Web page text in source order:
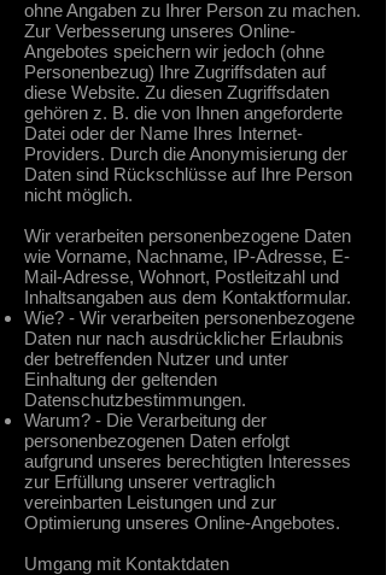
ohne Angaben zu Ihrer Person zu machen.
Zur Verbesserung unseres Online-
Angebotes speichern wir jedoch (ohne
Personenbezug) Ihre Zugriffsdaten auf
diese Website. Zu diesen Zugriffsdaten
gehören z. B. die von Ihnen angeforderte
Datei oder der Name Ihres Internet-
Providers. Durch die Anonymisierung der
Daten sind Rückschlüsse auf Ihre Person
nicht möglich.
Wir verarbeiten personenbezogene Daten
wie Vorname, Nachname, IP-Adresse, E-
Mail-Adresse, Wohnort, Postleitzahl und
Inhaltsangaben aus dem Kontaktformular.
Wie? - Wir verarbeiten personenbezogene
Daten nur nach ausdrücklicher Erlaubnis
der betreffenden Nutzer und unter
Einhaltung der geltenden
Datenschutzbestimmungen.
Warum? - Die Verarbeitung der
personenbezogenen Daten erfolgt
aufgrund unseres berechtigten Interesses
zur Erfüllung unserer vertraglich
vereinbarten Leistungen und zur
Optimierung unseres Online-Angebotes.
Umgang mit Kontaktdaten